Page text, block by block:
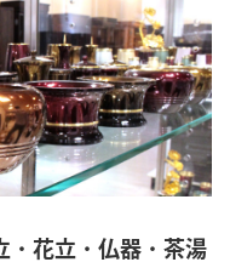
・ 花立 ・ 仏器 ・ 茶湯